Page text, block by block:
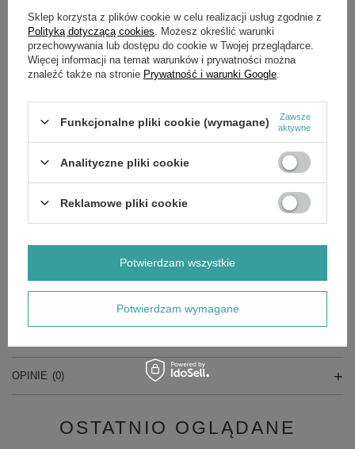
Potrzebujesz pomocy? Masz pytania?
Zadaj pytanie a my odpowiemy niezwłocznie,
najciekawsze pytania i odpowiedzi publikując
Zadaj pytanie
STIGA - zestaw adaptacyjny do pługu do modeli ESTATE i
TORNADO 96-9003-01
GŁÓWNE PARAMETRY
OPINIE (0)
OSTATNIO OGLĄDANE
Sklep korzysta z plików cookie w celu realizacji usług zgodnie z
Polityką dotyczącą cookies . Możesz określić warunki
przechowywania lub dostępu do cookie w Twojej przeglądarce.
Więcej informacji na temat warunków i prywatności można
znaleźć także na stronie Prywatność i warunki Google
Funkcjonalne pliki cookie (wymagane)
Zawsze
aktywne
Analityczne pliki cookie
Reklamowe pliki cookie
Potwierdzam wymagane
Potwierdzam wszystkie